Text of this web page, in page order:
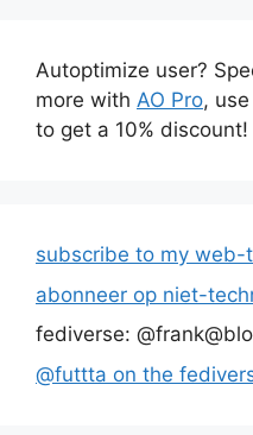
Autoptimize user?
more with AO Pro, use
to get a 10% discount!
subscribe to my web-
abonneer op niet-
fediverse:
@futtta on the